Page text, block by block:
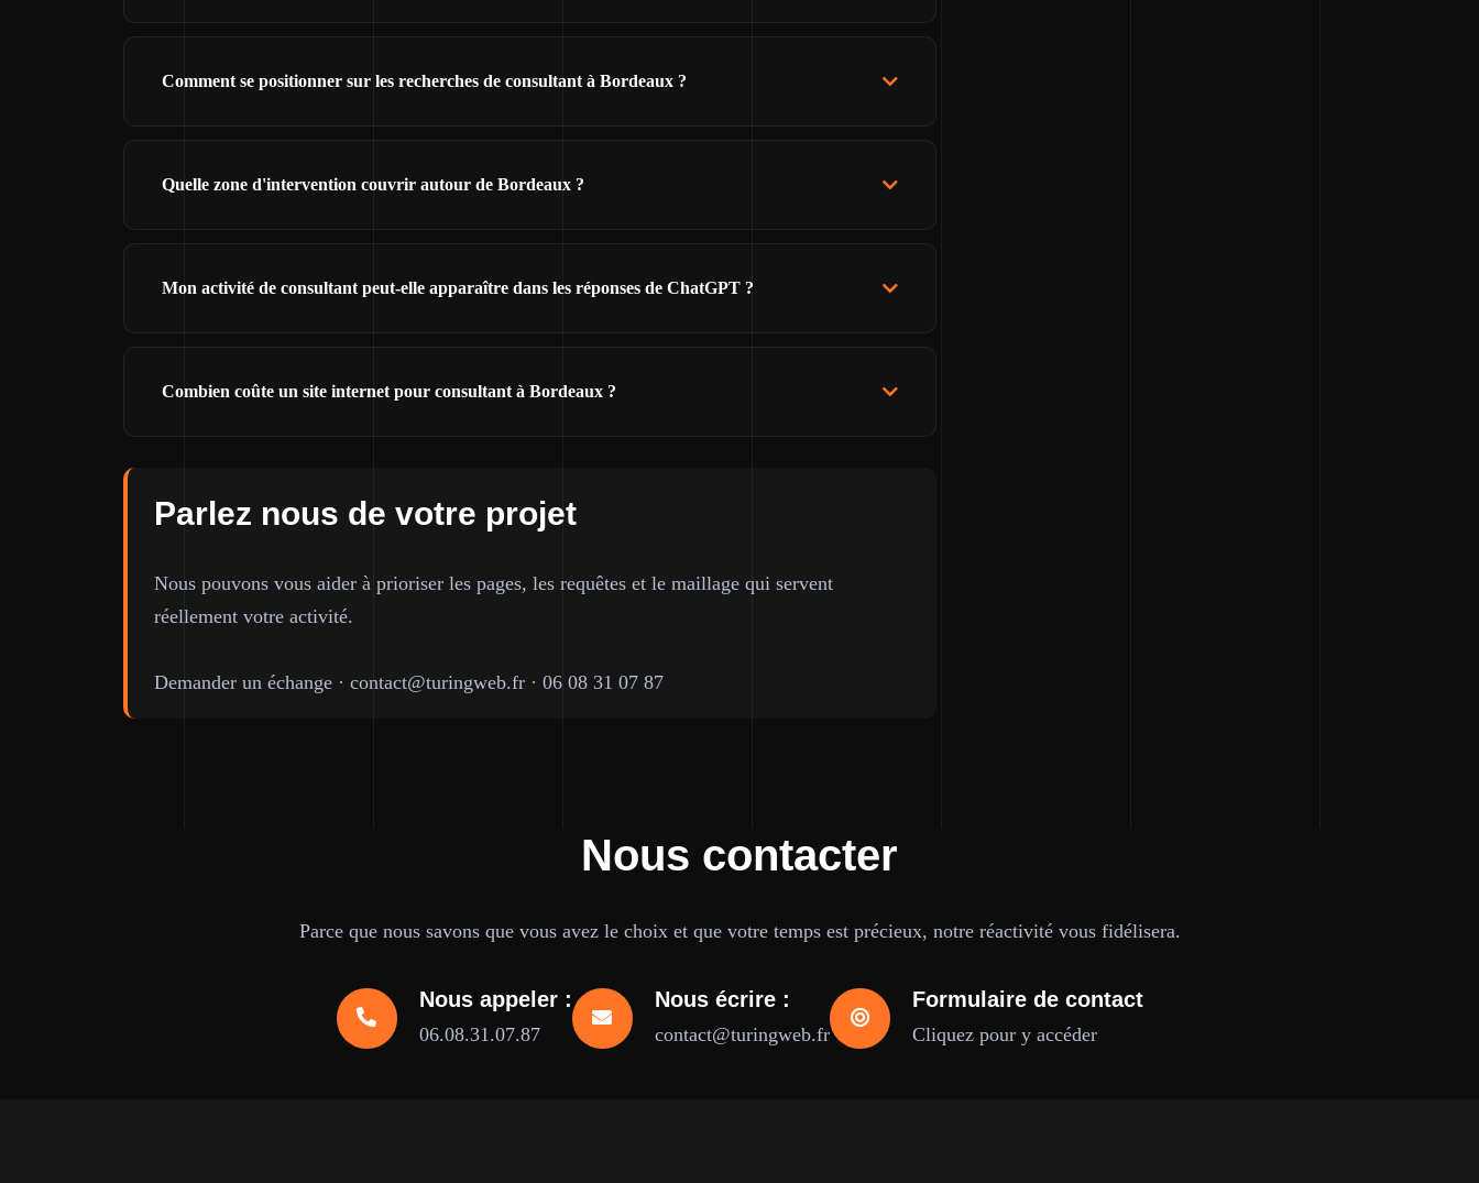
Comment se positionner sur les recherches de consultant à Bordeaux ?
Quelle zone d'intervention couvrir autour de Bordeaux ?
Mon activité de consultant peut-elle apparaître dans les réponses de ChatGPT ?
Combien coûte un site internet pour consultant à Bordeaux ?
Parlez nous de votre projet
Nous pouvons vous aider à prioriser les pages, les requêtes et le maillage qui servent
réellement votre activité.
Demander un échange · contact@turingweb.fr · 06 08 31 07 87
Nous contacter
Parce que nous savons que vous avez le choix et que votre temps est précieux, notre réactivité vous fidélisera.
Nous appeler :
06.08.31.07.87
Nous écrire :
contact@turingweb.fr
Formulaire de contact
Cliquez pour y accéder